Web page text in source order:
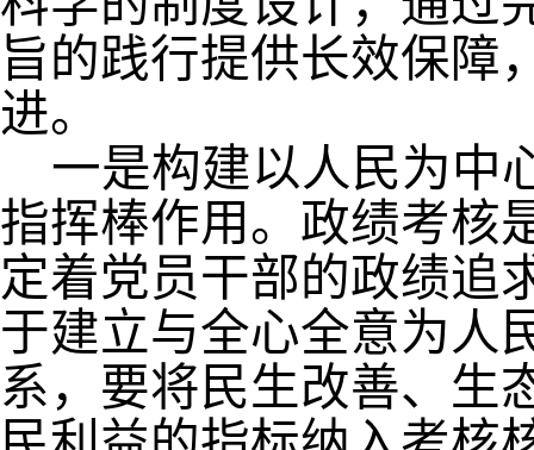
旨的践行提供长效保障
进。
一是构建以人民为中
指挥棒作用。政绩考核
定着党员干部的政绩追
于建立与全心全意为人
系，要将民生改善、生